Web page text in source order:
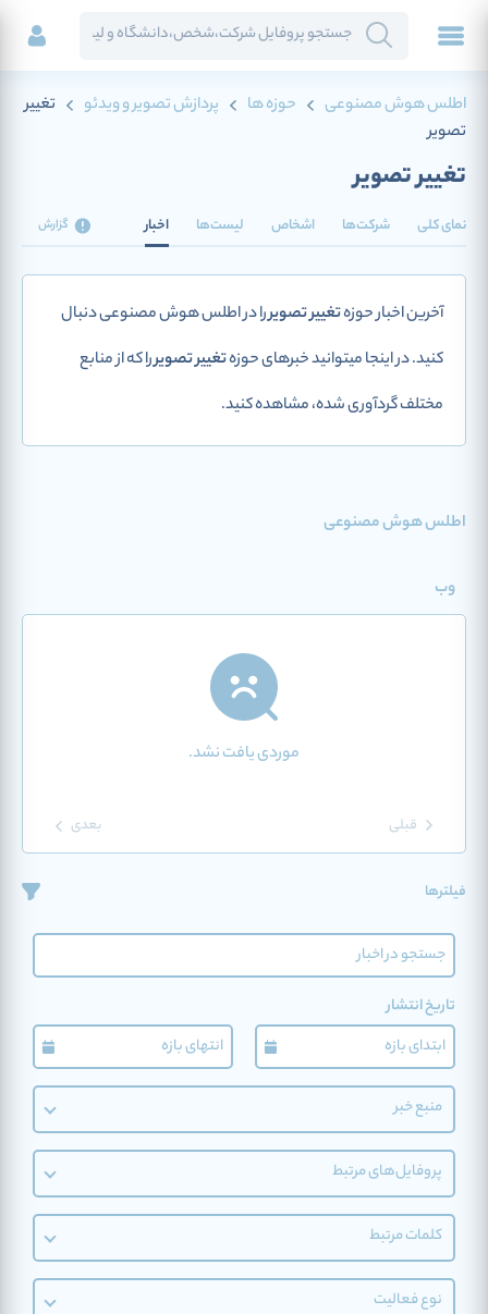
اطلس هوش مصنوعی حوزه ها پردازش تصویر و ویدئو
تغییر
تصویر
تغییر تصویر
نمای کلی شرکت‌ها اشخاص لیست‌ها اخبار گزارش
آخرین اخبار حوزهتغییر تصویررا در اطلس هوش مصنوعی دنبال
کنید. در اینجا میتوانید خبرهای حوزهتغییر تصویررا که از منابع
مختلف گردآوری شده، مشاهده کنید.
اطلس هوش مصنوعی
وب
موردی یافت نشد.
قبلی بعدی
فیلترها
تاریخ انتشار
منبع خبر
پروفایل‌های مرتبط
کلمات مرتبط
نوع فعالیت